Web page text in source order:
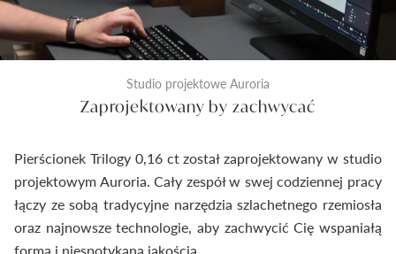
Studio projektowe Auroria
Zaprojektowany by zachwycać
Pierścionek Trilogy 0,16 ct został zaprojektowany w studio
projektowym Auroria. Cały zespół w swej codziennej pracy
łączy ze sobą tradycyjne narzędzia szlachetnego rzemiosła
oraz najnowsze technologie, aby zachwycić Cię wspaniałą